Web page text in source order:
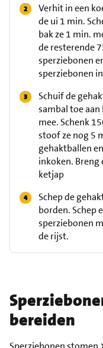
Verhit in een
de ui 1 min.
bak ze 1 min.
de resterende
sperziebonen
sperziebonen
Schuif de
sambal toe aan
mee. Schenk
stoof ze nog 5
gehaktballen
inkoken. Breng
ketjap
Schep de
borden. Schep
sperziebonen
de rijst.
bereiden